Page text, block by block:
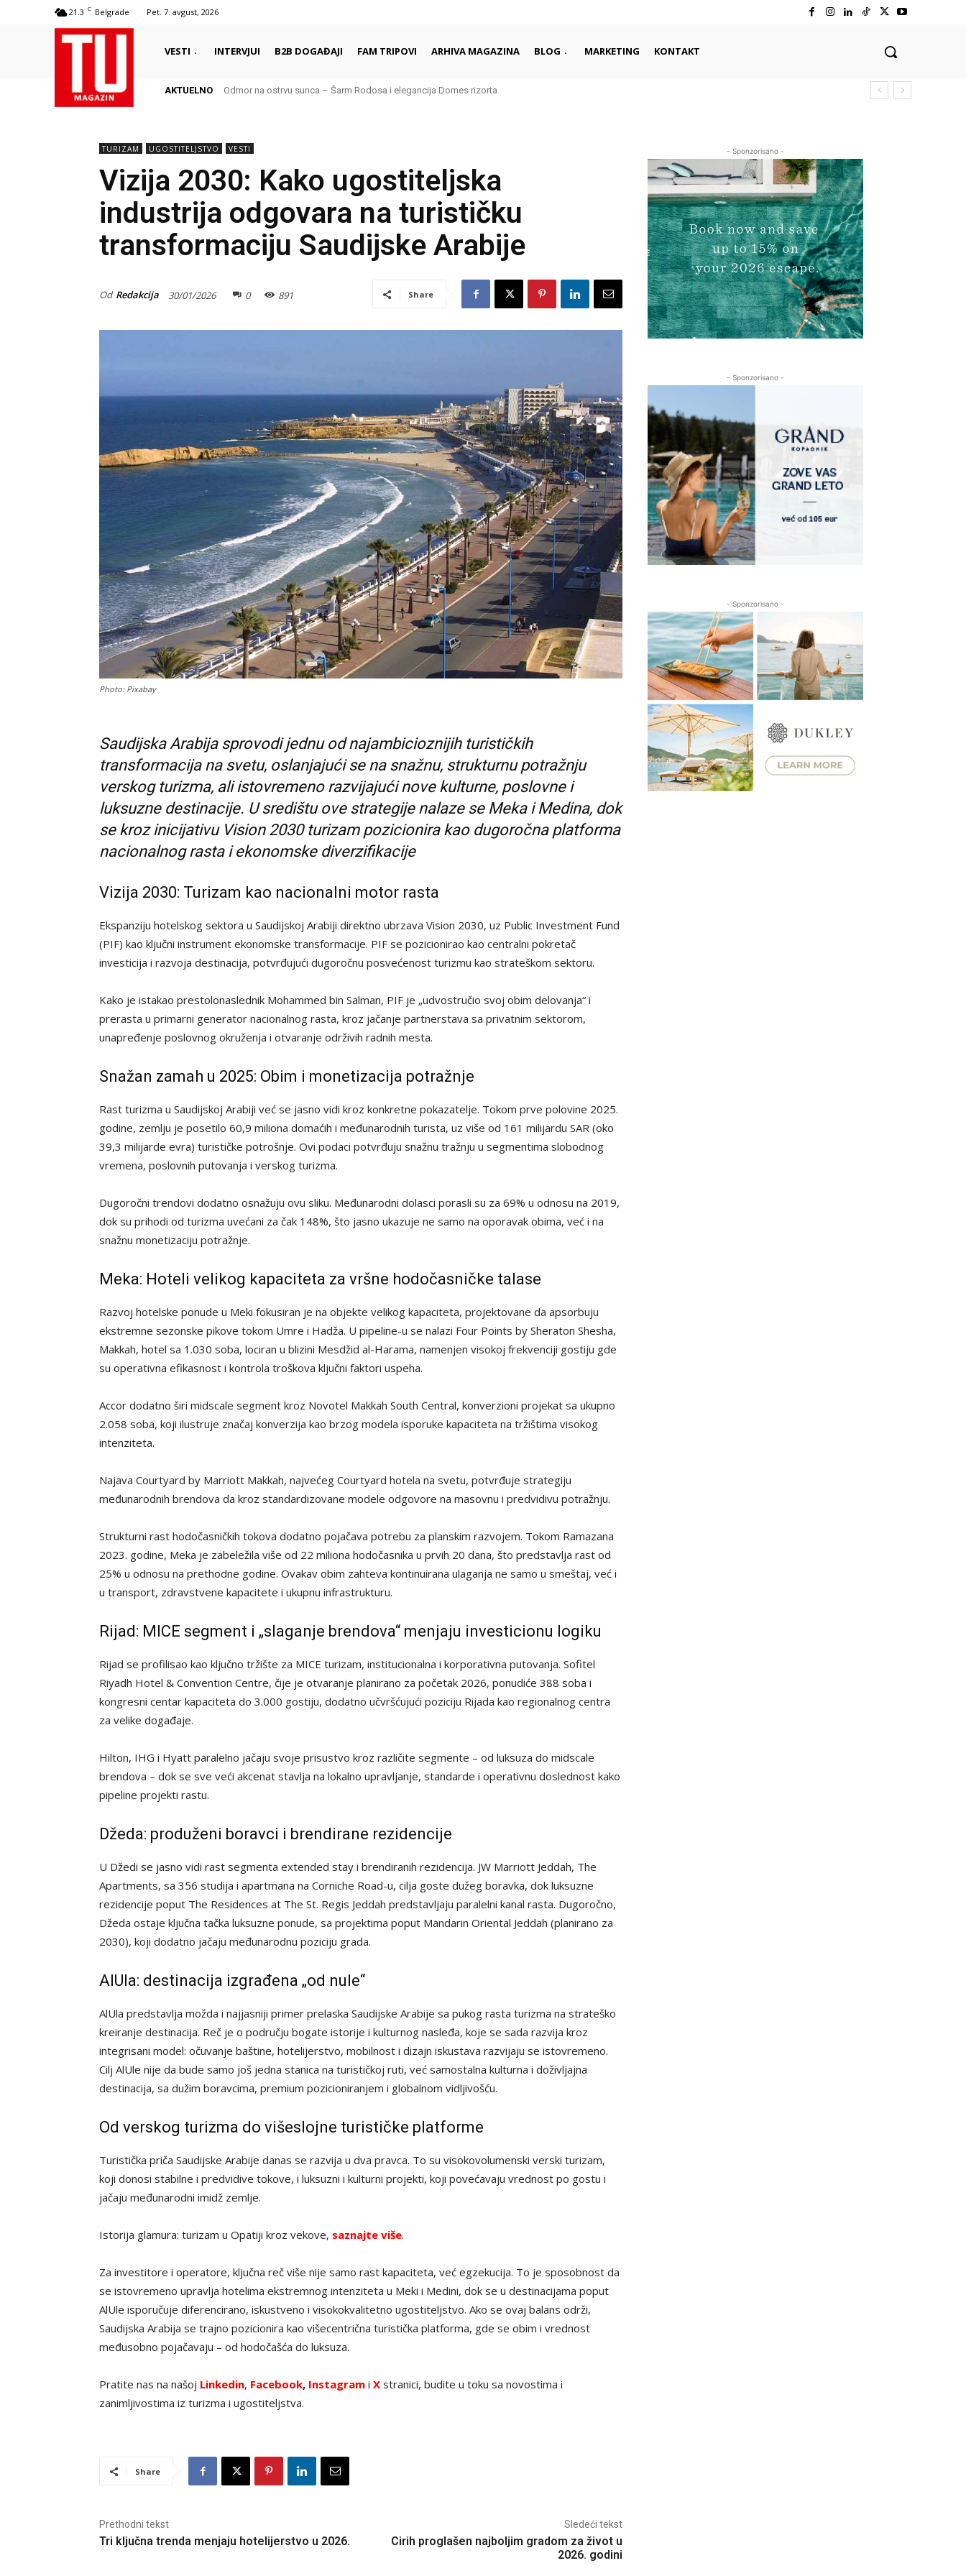
21.3 C Belgrade Pet. 7. avgust, 2026
VESTI INTERVJUI B2B DOGAĐAJI FAM TRIPOVI ARHIVA MAGAZINA BLOG MARKETING KONTAKT
AKTUELNO Autentični biser Italije daleko od gužvi i turista
Odmor na ostrvu sunca – Šarm Rodosa i elegancija Domes rizorta
TURIZAM UGOSTITELJSTVO VESTI
Vizija 2030: Kako ugostiteljska
industrija odgovara na turističku
transformaciju Saudijske Arabije
Od Redakcija 30/01/2026 0 891 Share
Photo: Pixabay
Saudijska Arabija sprovodi jednu od najambicioznijih turističkih
transformacija na svetu, oslanjajući se na snažnu, strukturnu potražnju
verskog turizma, ali istovremeno razvijajući nove kulturne, poslovne i
luksuzne destinacije. U središtu ove strategije nalaze se Meka i Medina, dok
se kroz inicijativu Vision 2030 turizam pozicionira kao dugoročna platforma
nacionalnog rasta i ekonomske diverzifikacije
Vizija 2030: Turizam kao nacionalni motor rasta
Ekspanziju hotelskog sektora u Saudijskoj Arabiji direktno ubrzava Vision 2030, uz Public Investment Fund
(PIF) kao ključni instrument ekonomske transformacije. PIF se pozicionirao kao centralni pokretač
investicija i razvoja destinacija, potvrđujući dugoročnu posvećenost turizmu kao strateškom sektoru.
Kako je istakao prestolonaslednik Mohammed bin Salman, PIF je „udvostručio svoj obim delovanja“ i
prerasta u primarni generator nacionalnog rasta, kroz jačanje partnerstava sa privatnim sektorom,
unapređenje poslovnog okruženja i otvaranje održivih radnih mesta.
Snažan zamah u 2025: Obim i monetizacija potražnje
Rast turizma u Saudijskoj Arabiji već se jasno vidi kroz konkretne pokazatelje. Tokom prve polovine 2025.
godine, zemlju je posetilo 60,9 miliona domaćih i međunarodnih turista, uz više od 161 milijardu SAR (oko
39,3 milijarde evra) turističke potrošnje. Ovi podaci potvrđuju snažnu tražnju u segmentima slobodnog
vremena, poslovnih putovanja i verskog turizma.
Dugoročni trendovi dodatno osnažuju ovu sliku. Međunarodni dolasci porasli su za 69% u odnosu na 2019,
dok su prihodi od turizma uvećani za čak 148%, što jasno ukazuje ne samo na oporavak obima, već i na
snažnu monetizaciju potražnje.
Meka: Hoteli velikog kapaciteta za vršne hodočasničke talase
Razvoj hotelske ponude u Meki fokusiran je na objekte velikog kapaciteta, projektovane da apsorbuju
ekstremne sezonske pikove tokom Umre i Hadža. U pipeline-u se nalazi Four Points by Sheraton Shesha,
Makkah, hotel sa 1.030 soba, lociran u blizini Mesdžid al-Harama, namenjen visokoj frekvenciji gostiju gde
su operativna efikasnost i kontrola troškova ključni faktori uspeha.
Accor dodatno širi midscale segment kroz Novotel Makkah South Central, konverzioni projekat sa ukupno
2.058 soba, koji ilustruje značaj konverzija kao brzog modela isporuke kapaciteta na tržištima visokog
intenziteta.
Najava Courtyard by Marriott Makkah, najvećeg Courtyard hotela na svetu, potvrđuje strategiju
međunarodnih brendova da kroz standardizovane modele odgovore na masovnu i predvidivu potražnju.
Strukturni rast hodočasničkih tokova dodatno pojačava potrebu za planskim razvojem. Tokom Ramazana
2023. godine, Meka je zabeležila više od 22 miliona hodočasnika u prvih 20 dana, što predstavlja rast od
25% u odnosu na prethodne godine. Ovakav obim zahteva kontinuirana ulaganja ne samo u smeštaj, već i
u transport, zdravstvene kapacitete i ukupnu infrastrukturu.
Rijad: MICE segment i „slaganje brendova“ menjaju investicionu logiku
Rijad se profilisao kao ključno tržište za MICE turizam, institucionalna i korporativna putovanja. Sofitel
Riyadh Hotel & Convention Centre, čije je otvaranje planirano za početak 2026, ponudiće 388 soba i
kongresni centar kapaciteta do 3.000 gostiju, dodatno učvršćujući poziciju Rijada kao regionalnog centra
za velike događaje.
Hilton, IHG i Hyatt paralelno jačaju svoje prisustvo kroz različite segmente – od luksuza do midscale
brendova – dok se sve veći akcenat stavlja na lokalno upravljanje, standarde i operativnu doslednost kako
pipeline projekti rastu.
Džeda: produženi boravci i brendirane rezidencije
U Džedi se jasno vidi rast segmenta extended stay i brendiranih rezidencija. JW Marriott Jeddah, The
Apartments, sa 356 studija i apartmana na Corniche Road-u, cilja goste dužeg boravka, dok luksuzne
rezidencije poput The Residences at The St. Regis Jeddah predstavljaju paralelni kanal rasta. Dugoročno,
Džeda ostaje ključna tačka luksuzne ponude, sa projektima poput Mandarin Oriental Jeddah (planirano za
2030), koji dodatno jačaju međunarodnu poziciju grada.
AlUla: destinacija izgrađena „od nule“
AlUla predstavlja možda i najjasniji primer prelaska Saudijske Arabije sa pukog rasta turizma na strateško
kreiranje destinacija. Reč je o području bogate istorije i kulturnog nasleđa, koje se sada razvija kroz
integrisani model: očuvanje baštine, hotelijerstvo, mobilnost i dizajn iskustava razvijaju se istovremeno.
Cilj AlUle nije da bude samo još jedna stanica na turističkoj ruti, već samostalna kulturna i doživljajna
destinacija, sa dužim boravcima, premium pozicioniranjem i globalnom vidljivošću.
Od verskog turizma do višeslojne turističke platforme
Turistička priča Saudijske Arabije danas se razvija u dva pravca. To su visokovolumenski verski turizam,
koji donosi stabilne i predvidive tokove, i luksuzni i kulturni projekti, koji povećavaju vrednost po gostu i
jačaju međunarodni imidž zemlje.
Istorija glamura: turizam u Opatiji kroz vekove, saznajte više.
Za investitore i operatore, ključna reč više nije samo rast kapaciteta, već egzekucija. To je sposobnost da
se istovremeno upravlja hotelima ekstremnog intenziteta u Meki i Medini, dok se u destinacijama poput
AlUle isporučuje diferencirano, iskustveno i visokokvalitetno ugostiteljstvo. Ako se ovaj balans održi,
Saudijska Arabija se trajno pozicionira kao višecentrična turistička platforma, gde se obim i vrednost
međusobno pojačavaju – od hodočašća do luksuza.
Pratite nas na našoj Linkedin, Facebook, Instagram i X stranici, budite u toku sa novostima i
zanimljivostima iz turizma i ugostiteljstva.
Share
Prethodni tekst
Tri ključna trenda menjaju hotelijerstvo u 2026.
Sledeći tekst
Cirih proglašen najboljim gradom za život u
2026. godini
- Sponzorisano -
- Sponzorisano -
- Sponzorisano -